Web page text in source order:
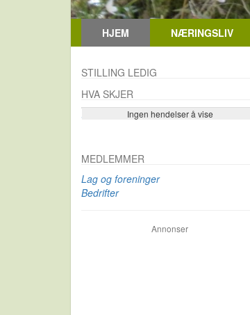
HJEM NÆRINGSLIV
STILLING LEDIG
HVA SKJER
Ingen hendelser å vise
Se flere…
MEDLEMMER
Lag og foreninger
Bedrifter
Annonser